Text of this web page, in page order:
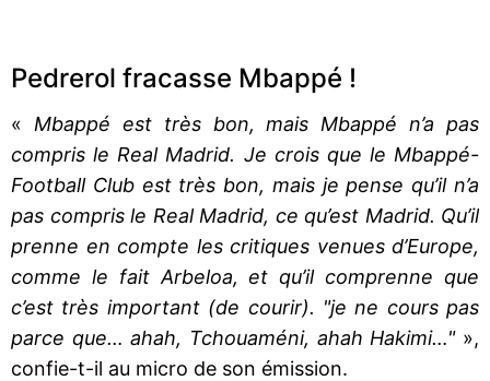
Pedrerol fracasse Mbappé !
« Mbappé est très bon, mais Mbappé n’a pas
compris le Real Madrid. Je crois que le Mbappé-
Football Club est très bon, mais je pense qu’il n’a
pas compris le Real Madrid, ce qu’est Madrid. Qu’il
prenne en compte les critiques venues d’Europe,
comme le fait Arbeloa, et qu’il comprenne que
c’est très important (de courir). "je ne cours pas
parce que… ahah, Tchouaméni, ahah Hakimi…" »,
confie-t-il au micro de son émission.